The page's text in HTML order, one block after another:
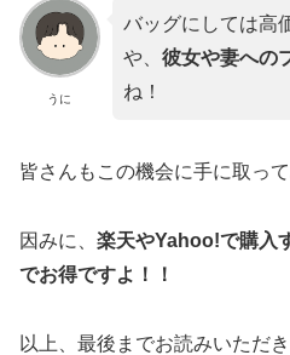
うに
バッグにしては高
や、 彼女や妻への
ね！
皆さんもこの機会に手に取っ
因みに、 楽天やYahoo!で購入
でお得ですよ！！
以上、最後までお読みいただ